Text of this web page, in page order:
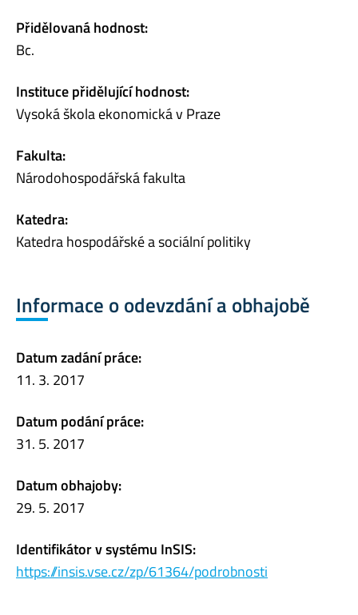
Přidělovaná hodnost:
Bc.
Instituce přidělující hodnost:
Vysoká škola ekonomická v Praze
Fakulta:
Národohospodářská fakulta
Katedra:
Katedra hospodářské a sociální politiky
Informace o odevzdání a obhajobě
Datum zadání práce:
11. 3. 2017
Datum podání práce:
31. 5. 2017
Datum obhajoby:
29. 5. 2017
Identifikátor v systému InSIS:
https://insis.vse.cz/zp/61364/podrobnosti